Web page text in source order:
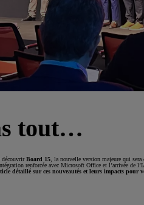
tout…
découvrirBoard 15 , la nouvelle version majeure qui
renforcée avec Microsoft Office et l’arrivée de
détaillé sur ces nouveautés et leurs impacts pour